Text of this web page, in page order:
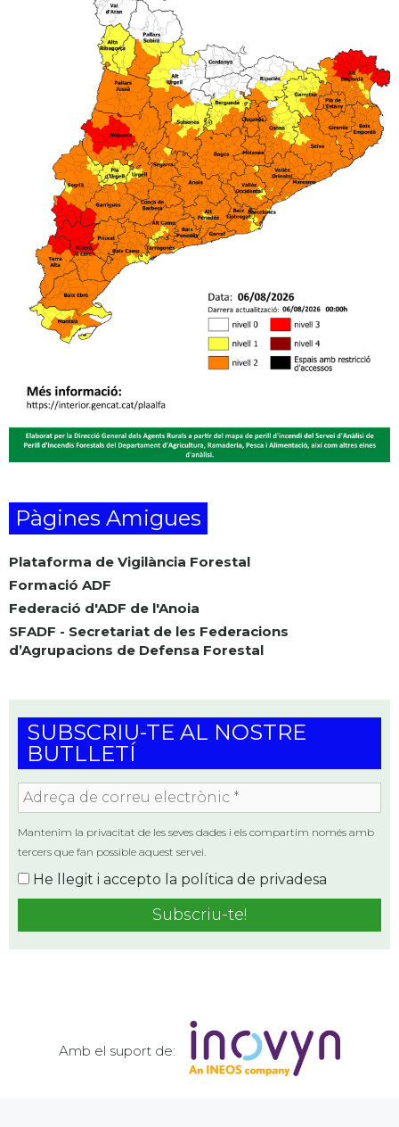
Pàgines Amigues
Plataforma de Vigilància Forestal
Formació ADF
Federació d'ADF de l'Anoia
SFADF - Secretariat de les Federacions
d’Agrupacions de Defensa Forestal
SUBSCRIU-TE AL NOSTRE
BUTLLETÍ
Adreça
de
correu
electrònic
*
Mantenim la privacitat de les seves dades i els compartim només amb
tercers que fan possible aquest servei.
He llegit i accepto la política de privadesa
Amb el suport de: